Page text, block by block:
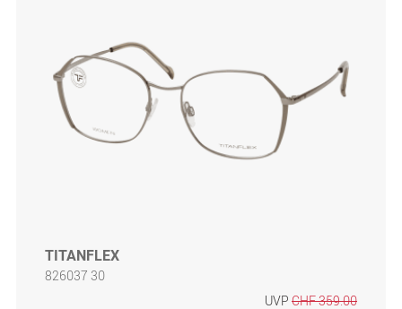
TITANFLEX
826037 30
UVP CHF 359.00